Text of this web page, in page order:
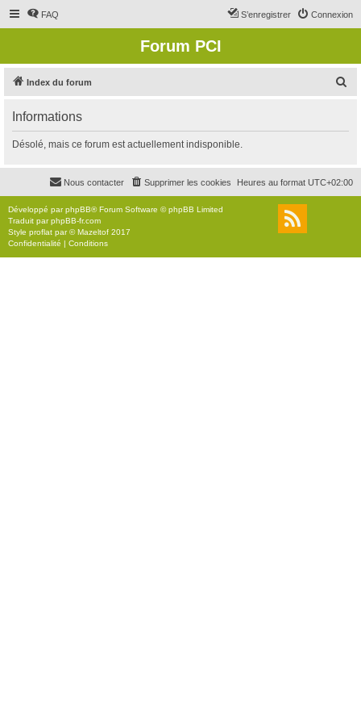
FAQ Connexion
S’enregistrer
Forum PCI
Index du forum
r
c
r
Informations
Désolé, mais ce forum est actuellement indisponible.
Heures au format UTC+02:00
Supprimer les cookies
Nous contacter
Développé parphpBB® Forum Software © phpBB Limited
Traduit parphpBB-fr.com
Style proflat par ©Mazeltof 2017
Confidentialité | Conditions